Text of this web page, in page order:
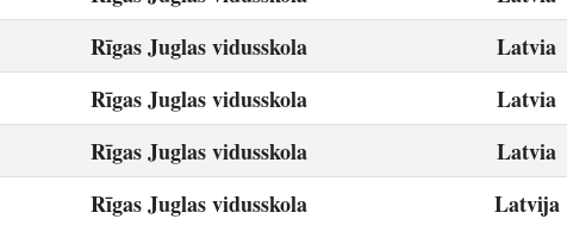
Rīgas Juglas vidusskola Latvia
Rīgas Juglas vidusskola Latvia
Rīgas Juglas vidusskola Latvia
Rīgas Juglas vidusskola Latvija